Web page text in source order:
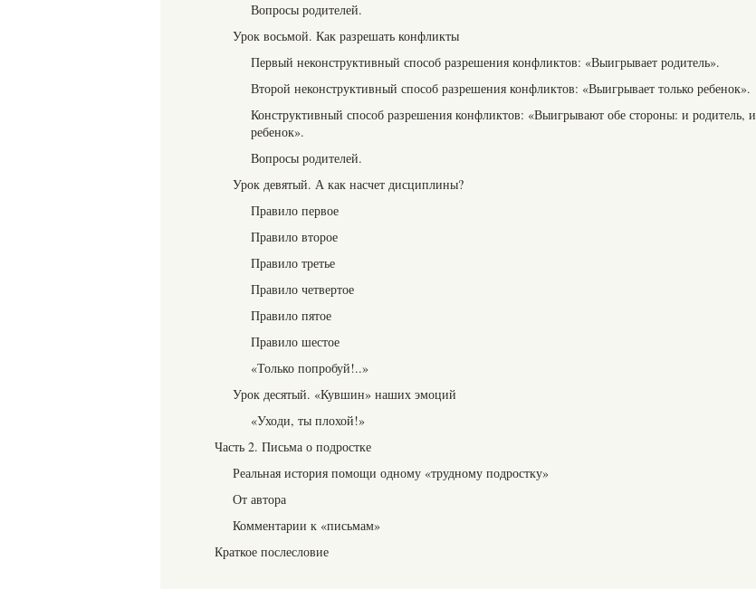
Вопросы родителей.
Урок восьмой. Как разрешать конфликты
Первый неконструктивный способ разрешения конфликтов: «Выигрывает родитель».
Второй неконструктивный способ разрешения конфликтов: «Выигрывает только ребенок».
Конструктивный способ разрешения конфликтов: «Выигрывают обе стороны: и родитель, и
ребенок».
Вопросы родителей.
Урок девятый. А как насчет дисциплины?
Правило первое
Правило второе
Правило третье
Правило четвертое
Правило пятое
Правило шестое
«Только попробуй!..»
Урок десятый. «Кувшин» наших эмоций
«Уходи, ты плохой!»
Часть 2. Письма о подростке
Реальная история помощи одному «трудному подростку»
От автора
Комментарии к «письмам»
Краткое послесловие